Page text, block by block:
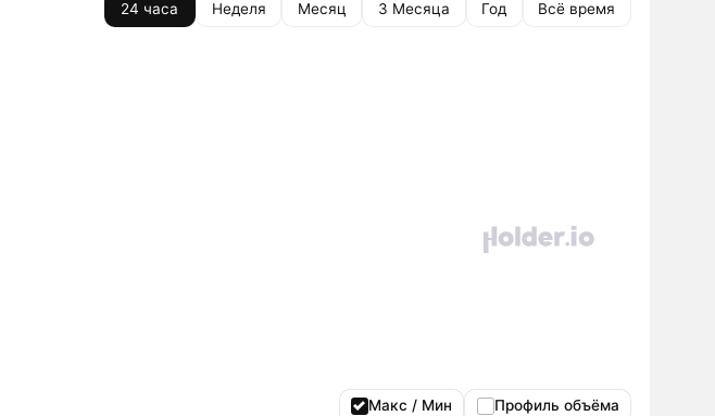
24 часа Неделя Месяц 3 Месяца Год Всё время
Макс / Мин Профиль объёма